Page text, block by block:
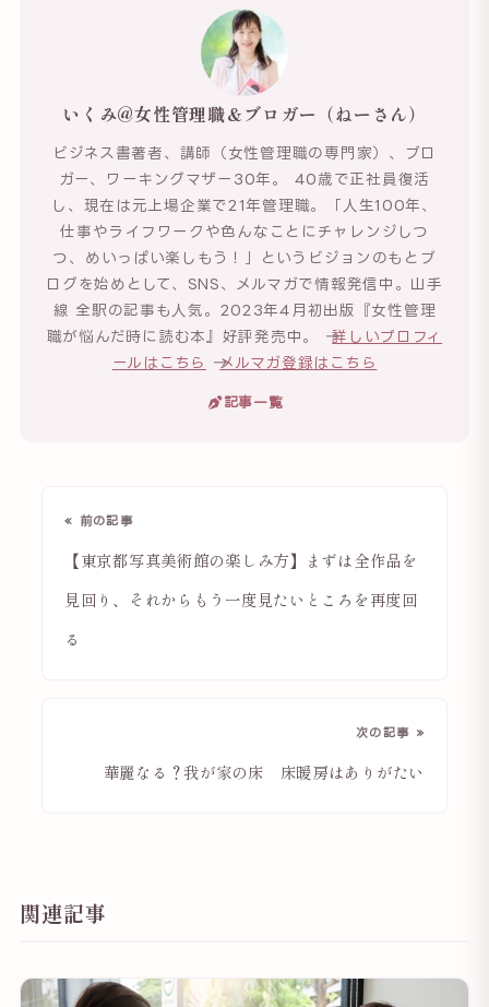
いくみ@女性管理職＆ブロガー（ねーさん）
ビジネス書著者、講師（女性管理職の専門家）、ブロ
ガー、ワーキングマザー30年。 40歳で正社員復活
し、現在は元上場企業で21年管理職。「人生100年、
仕事やライフワークや色んなことにチャレンジしつ
つ、めいっぱい楽しもう！」というビジョンのもとブ
ログを始めとして、SNS、メルマガで情報発信中。山手
線 全駅の記事も人気。2023年4月初出版『女性管理
職が悩んだ時に読む本』好評発売中。 →詳しいプロフィ
ールはこちら
→メルマガ登録はこちら
記事一覧
« 前の記事
【東京都写真美術館の楽しみ方】まずは全作品を
見回り、それからもう一度見たいところを再度回
る
次の記事 »
華麗なる？我が家の床 床暖房はありがたい
関連記事